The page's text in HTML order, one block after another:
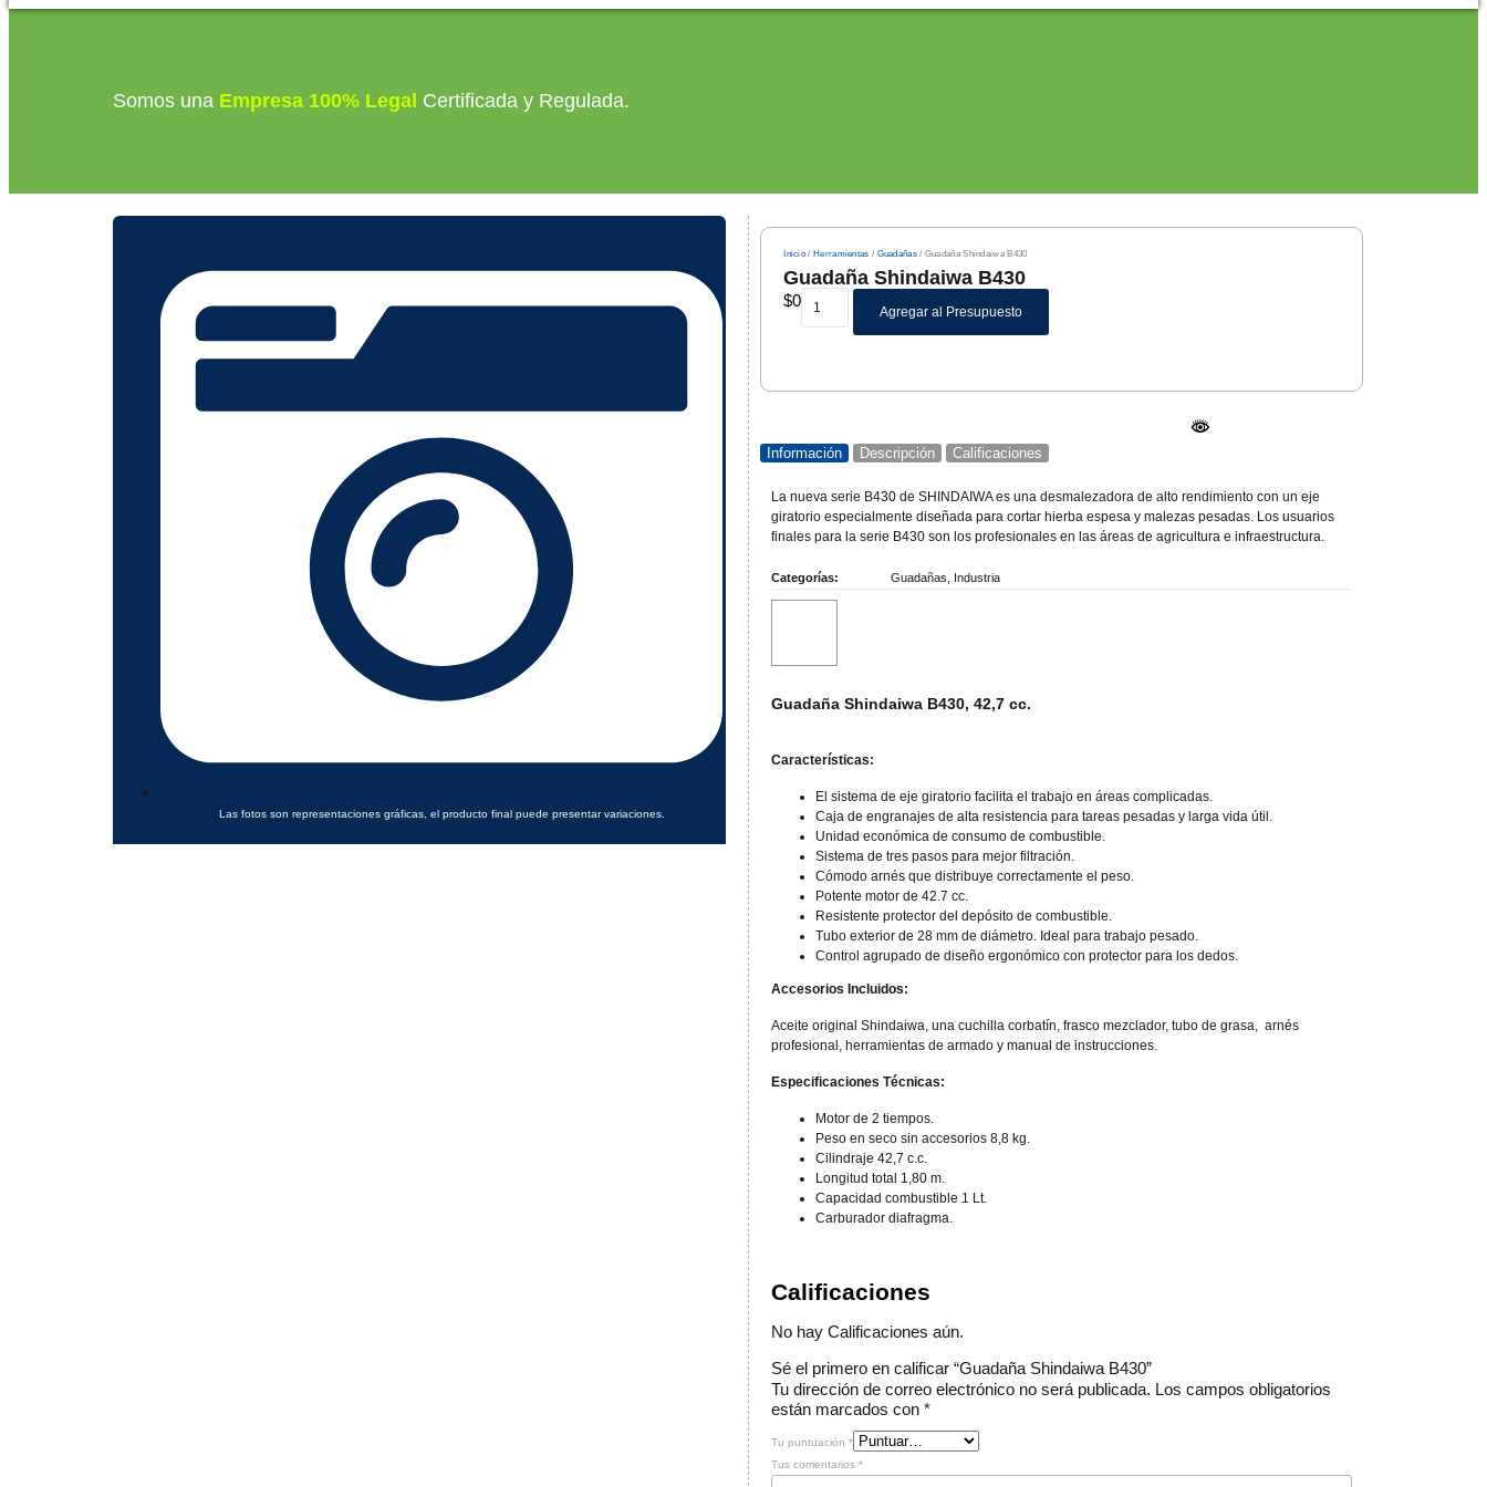
Somos una Empresa 100% Legal Certificada y Regulada.
Las fotos son representaciones gráficas, el producto final puede presentar variaciones.
Inicio /Herramientas / Guadañas/ Guadaña Shindaiwa B430
Guadaña Shindaiwa B430
$0
Agregar al Presupuesto
Información Descripción Calificaciones
La nueva serie B430 de SHINDAIWA es una desmalezadora de alto rendimiento con un eje
giratorio especialmente diseñada para cortar hierba espesa y malezas pesadas. Los usuarios
finales para la serie B430 son los profesionales en las áreas de agricultura e infraestructura.
Categorías: Guadañas Industria
Guadaña Shindaiwa B430, 42,7 cc.
Características:
El sistema de eje giratorio facilita el trabajo en áreas complicadas.
Caja de engranajes de alta resistencia para tareas pesadas y larga vida útil.
Unidad económica de consumo de combustible.
Sistema de tres pasos para mejor filtración.
Cómodo arnés que distribuye correctamente el peso.
Potente motor de 42.7 cc.
Resistente protector del depósito de combustible.
Tubo exterior de 28 mm de diámetro. Ideal para trabajo pesado.
Control agrupado de diseño ergonómico con protector para los dedos.
Accesorios Incluidos:
Aceite original Shindaiwa, una cuchilla corbatín, frasco mezclador, tubo de grasa, arnés
profesional, herramientas de armado y manual de instrucciones.
Especificaciones Técnicas:
Motor de 2 tiempos.
Peso en seco sin accesorios 8,8 kg.
Cilindraje 42,7 c.c.
Longitud total 1,80 m.
Capacidad combustible 1 Lt.
Carburador diafragma.
Calificaciones
No hay Calificaciones aún.
Sé el primero en calificar “Guadaña Shindaiwa B430”
Tu dirección de correo electrónico no será publicada. Los campos obligatorios
están marcados con*
Tu puntuación*
Tus comentarios*